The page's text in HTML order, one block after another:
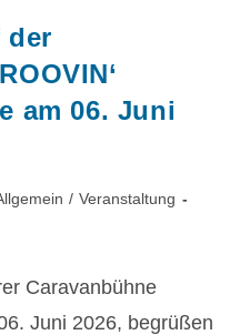
der
am 06. Juni
/ Veranstaltung
Caravanbühne
Juni 2026, begrüßen